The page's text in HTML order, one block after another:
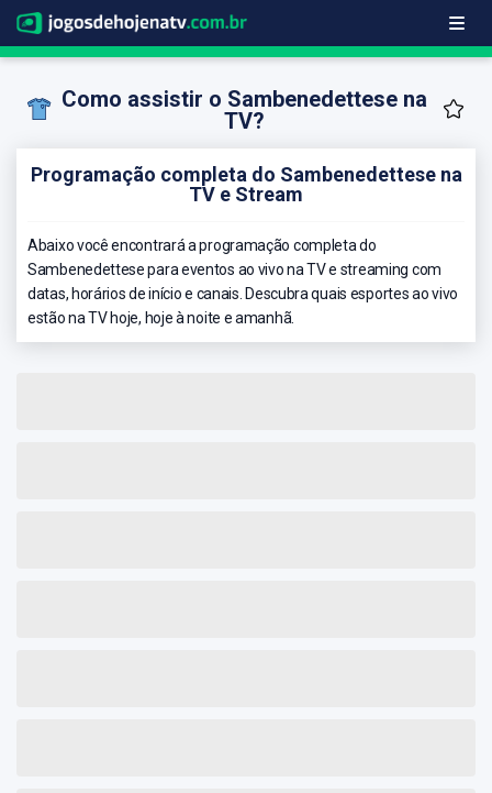
Como assistir o Sambenedettese na
TV?
Programação completa do Sambenedettese na
TV e Stream
Abaixo você encontrará a programação completa do
Sambenedettese para eventos ao vivo na TV e streaming com
datas, horários de início e canais. Descubra quais esportes ao vivo
estão na TV hoje, hoje à noite e amanhã.